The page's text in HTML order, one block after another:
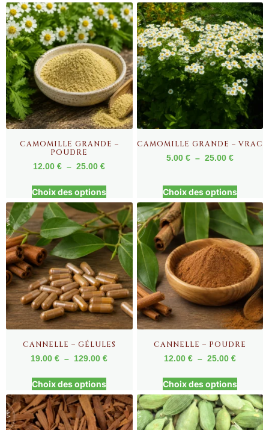
CAMOMILLE GRANDE –
POUDRE
12.00€ – 25.00€
Choix des options
CAMOMILLE GRANDE – VRAC
5.00 € – 25.00 €
Choix des options
CANNELLE – GÉLULES
19.00€ – 129.00€
Choix des options
CANNELLE – POUDRE
12.00 € – 25.00 €
Choix des options